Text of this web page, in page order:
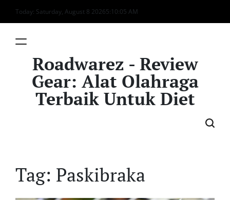
Skip
to
Today: Saturday, August 8 20265:10:05 AM
Roadwarez - Review
Gear: Alat Olahraga
Terbaik Untuk Diet
Tag: Paskibraka